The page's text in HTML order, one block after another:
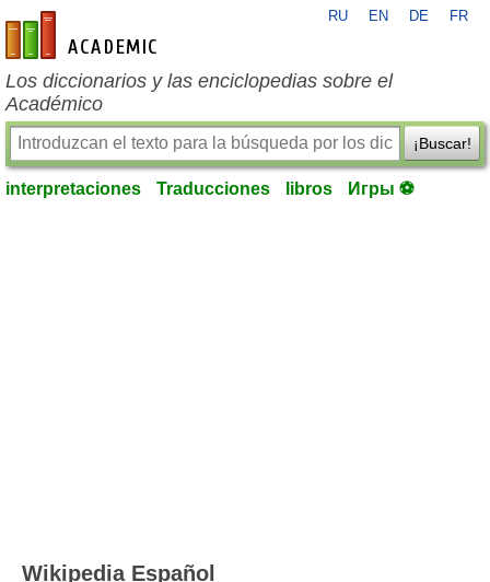
es-academic.com
RU EN DE FR
Los diccionarios y las enciclopedias sobre el
Académico
¡Buscar!
interpretaciones Traducciones libros Игры ⚽
Wikipedia Español